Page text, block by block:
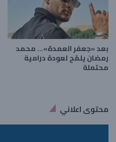
بعد «جعفر العمدة»… محمد
رمضان يلمّح لعودة درامية
محتملة
محتوى اعلاني